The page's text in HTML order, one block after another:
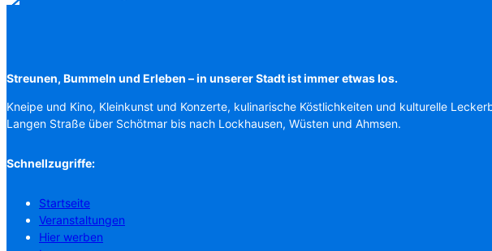
Streunen, Bummeln und Erleben – in unserer Stadt ist immer etwas los.
Kneipe und Kino, Kleinkunst und Konzerte, kulinarische Köstlichkeiten und kulturelle
Langen Straße über Schötmar bis nach Lockhausen, Wüsten und Ahmsen.
Schnellzugriffe:
Startseite
Veranstaltungen
Hier werben